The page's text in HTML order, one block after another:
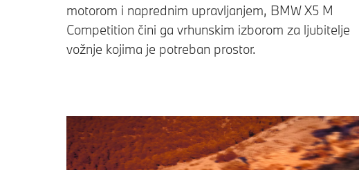
motorom i naprednim upravljanjem, BMW X5 M
Competition čini ga vrhunskim izborom za ljubitelje
vožnje kojima je potreban prostor.